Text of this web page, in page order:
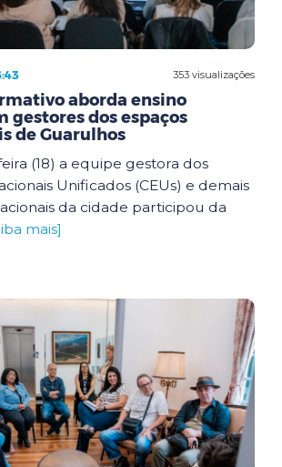
353 visualizações
aborda ensino
gestores dos espaços
de Guarulhos
(18) a equipe gestora dos
Unificados (CEUs) e demais
da cidade participou da
mais]